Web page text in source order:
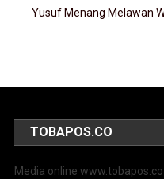
Yusuf Menang Melawan
TOBAPOS.CO
Media online